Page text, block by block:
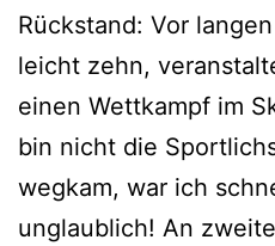
Rückstand: Vor
leicht zehn,
einen Wettkampf im
bin nicht die
weg­kam, war ich
unglaub­lich! An